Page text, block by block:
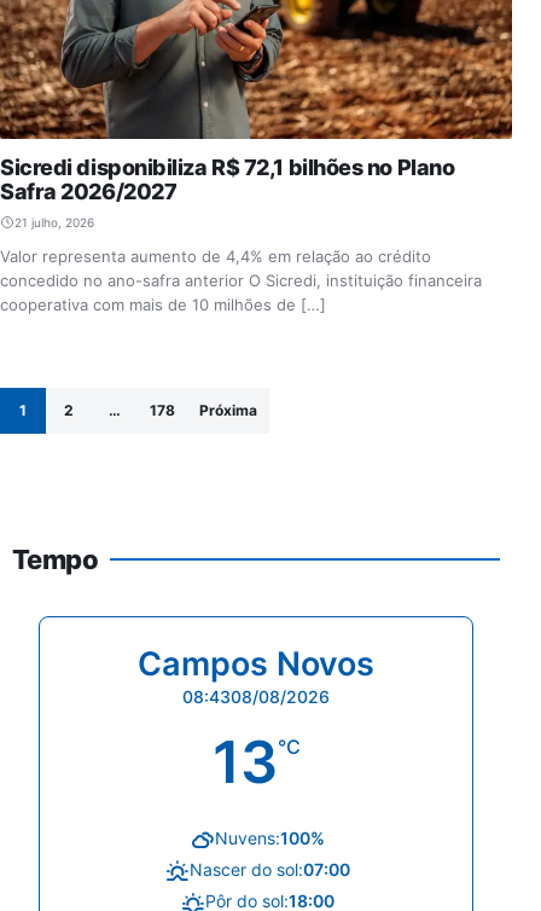
Sicredi disponibiliza R$ 72,1 bilhões no Plano
Safra 2026/2027
21 julho, 2026
Valor representa aumento de 4,4% em relação ao crédito
concedido no ano-safra anterior O Sicredi, instituição financeira
cooperativa com mais de 10 milhões de […]
Paginação de posts
1 2 … 178 Próxima
Tempo
Campos Novos
08:4308/08/2026
13°C
Nuvens:100%
Nascer do sol:07:00
Pôr do sol:18:00